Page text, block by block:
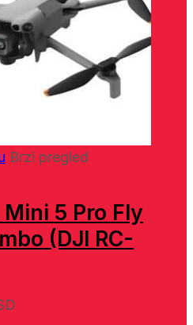
Brzi pregled
Mini 5 Pro Fly
(DJI RC-